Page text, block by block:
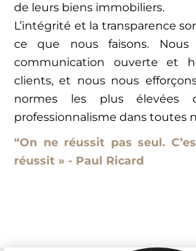
de leurs biens immobiliers.
L’intégrité et la transparence
ce que nous faisons.
communication ouverte et
clients, et nous nous
normes les plus élevées
professionnalisme dans toutes
“On ne réussit pas seul.
réussit » - Paul Ricard